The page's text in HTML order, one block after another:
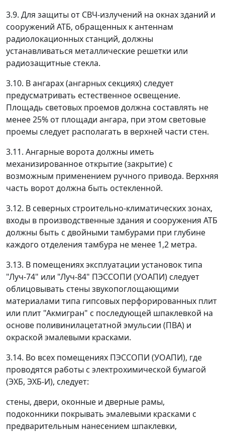
3.9. Для защиты от СВЧ-излучений на окнах зданий и
сооружений АТБ, обращенных к антеннам
радиолокационных станций, должны
устанавливаться металлические решетки или
радиозащитные стекла.
3.10. В ангарах (ангарных секциях) следует
предусматривать естественное освещение.
Площадь световых проемов должна составлять не
менее 25% от площади ангара, при этом световые
проемы следует располагать в верхней части стен.
3.11. Ангарные ворота должны иметь
механизированное открытие (закрытие) с
возможным применением ручного привода. Верхняя
часть ворот должна быть остекленной.
3.12. В северных строительно-климатических зонах,
входы в производственные здания и сооружения АТБ
должны быть с двойными тамбурами при глубине
каждого отделения тамбура не менее 1,2 метра.
3.13. В помещениях эксплуатации установок типа
"Луч-74" или "Луч-84" ПЭССОПИ (УОАПИ) следует
облицовывать стены звукопоглощающими
материалами типа гипсовых перфорированных плит
или плит "Акмигран" с последующей шпаклевкой на
основе поливинилацетатной эмульсии (ПВА) и
окраской эмалевыми красками.
3.14. Во всех помещениях ПЭССОПИ (УОАПИ), где
проводятся работы с электрохимической бумагой
(ЭХБ, ЭХБ-И), следует:
стены, двери, оконные и дверные рамы,
подоконники покрывать эмалевыми красками с
предварительным нанесением шпаклевки,